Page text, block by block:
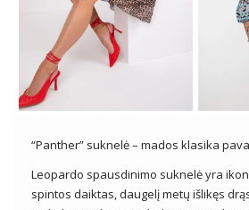
“Panther” suknelė – mados klasika
Leopardo spausdinimo suknelė yra
spintos daiktas, daugelį metų išlikęs